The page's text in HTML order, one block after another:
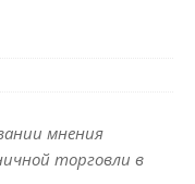
мнения
торговли в